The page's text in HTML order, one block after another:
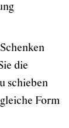
die
schieben
Form